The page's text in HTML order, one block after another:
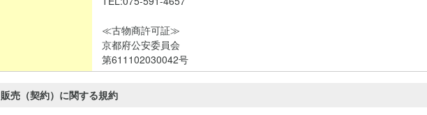
≪古物商許可証≫
京都府公安委員会
第611102030042号
販売（契約）に関する規約